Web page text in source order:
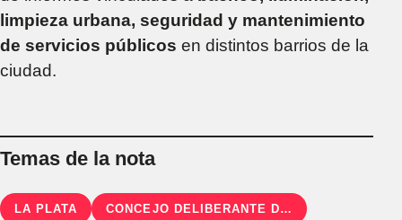
limpieza urbana, seguridad y mantenimiento
de servicios públicos en distintos barrios de la
ciudad.
Temas de la nota
LA PLATA CONCEJO DELIBERANTE DE LA PLATA